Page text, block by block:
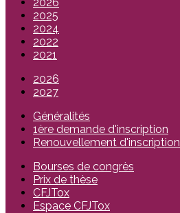
2025
2024
2022
2021
2026
2027
Généralités
1ère demande d'inscription
Renouvellement d'inscription
Bourses de congrès
Prix de thèse
CFJTox
Espace CFJTox